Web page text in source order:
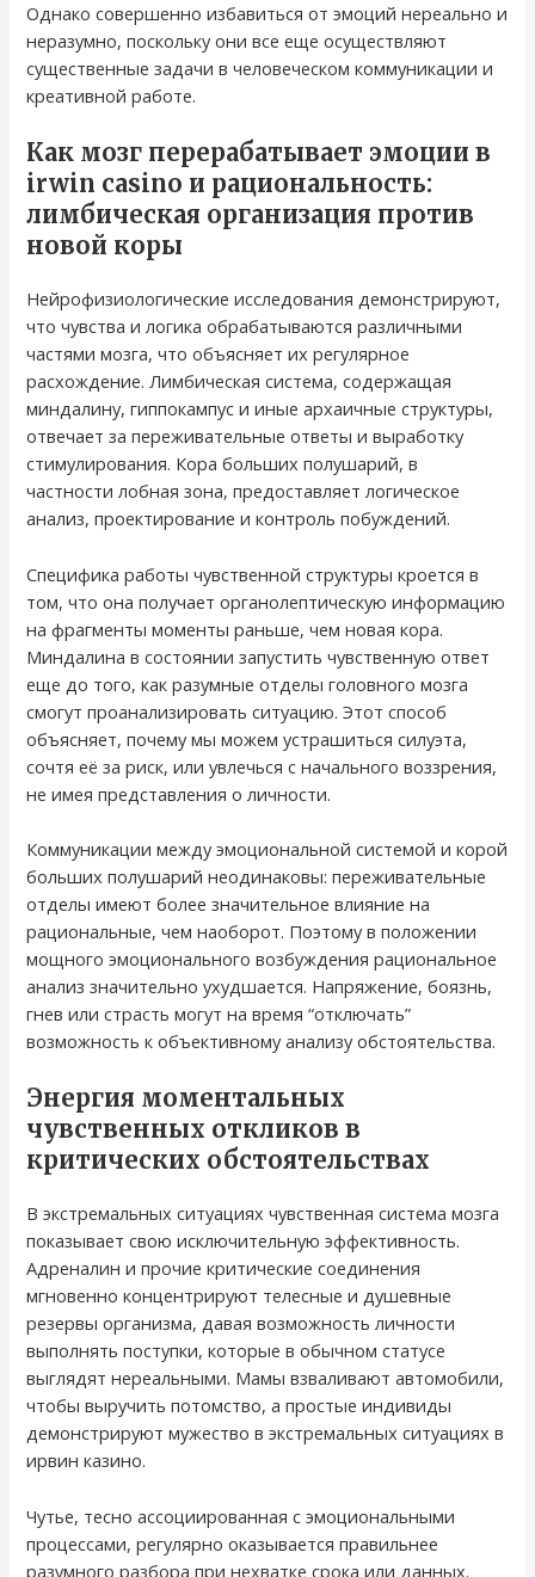
Однако совершенно избавиться от эмоций нереально и
неразумно, поскольку они все еще осуществляют
существенные задачи в человеческом коммуникации и
креативной работе.
Как мозг перерабатывает эмоции в
irwin casino и рациональность:
лимбическая организация против
новой коры
Нейрофизиологические исследования демонстрируют,
что чувства и логика обрабатываются различными
частями мозга, что объясняет их регулярное
расхождение. Лимбическая система, содержащая
миндалину, гиппокампус и иные архаичные структуры,
отвечает за переживательные ответы и выработку
стимулирования. Кора больших полушарий, в
частности лобная зона, предоставляет логическое
анализ, проектирование и контроль побуждений.
Специфика работы чувственной структуры кроется в
том, что она получает органолептическую информацию
на фрагменты моменты раньше, чем новая кора.
Миндалина в состоянии запустить чувственную ответ
еще до того, как разумные отделы головного мозга
смогут проанализировать ситуацию. Этот способ
объясняет, почему мы можем устрашиться силуэта,
сочтя её за риск, или увлечься с начального воззрения,
не имея представления о личности.
Коммуникации между эмоциональной системой и корой
больших полушарий неодинаковы: переживательные
отделы имеют более значительное влияние на
рациональные, чем наоборот. Поэтому в положении
мощного эмоционального возбуждения рациональное
анализ значительно ухудшается. Напряжение, боязнь,
гнев или страсть могут на время “отключать”
возможность к объективному анализу обстоятельства.
Энергия моментальных
чувственных откликов в
критических обстоятельствах
В экстремальных ситуациях чувственная система мозга
показывает свою исключительную эффективность.
Адреналин и прочие критические соединения
мгновенно концентрируют телесные и душевные
резервы организма, давая возможность личности
выполнять поступки, которые в обычном статусе
выглядят нереальными. Мамы взваливают автомобили,
чтобы выручить потомство, а простые индивиды
демонстрируют мужество в экстремальных ситуациях в
ирвин казино.
Чутье, тесно ассоциированная с эмоциональными
процессами, регулярно оказывается правильнее
разумного разбора при нехватке срока или данных.